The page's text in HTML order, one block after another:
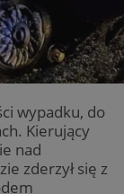
wypadku, do
Kierujący
nad
zderzył się z